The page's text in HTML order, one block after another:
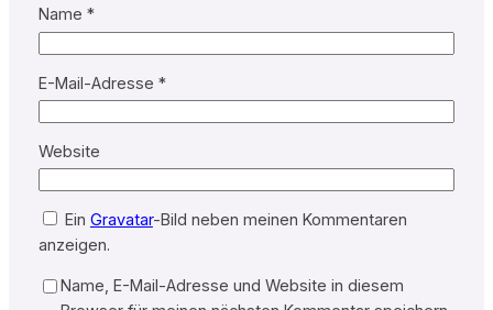
Name *
E-Mail-Adresse *
Website
Ein Gravatar-Bild neben meinen Kommentaren
anzeigen.
Name, E-Mail-Adresse und Website in diesem